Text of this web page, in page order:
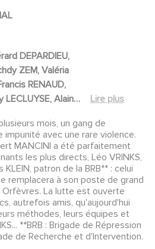
DEPARDIEU,
ZEM, Valéria
RENAUD,
LECLUYSE, Alain
Aurore
Stéphane
Denis SYLVAIN,
Laurent OLMEDO,
MARANBER,
Thierry
Stéphan ORSOLANI,
Ludovic
Jean-Louis
Lire plus
mois, un gang de
avec une rare violence.
MANCINI a été parfaitement
les plus directs, Léo VRINKS,
patron de la BRB** : celui
remplacera à son poste de grand
Orfèvres. La lutte est ouverte
autrefois amis, qu'aujourd'hui
méthodes, leurs équipes et
**BRB : Brigade de Répression
de Recherche et d'Intervention.